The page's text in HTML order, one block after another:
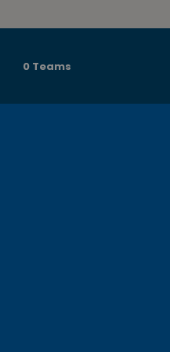
0 Teams